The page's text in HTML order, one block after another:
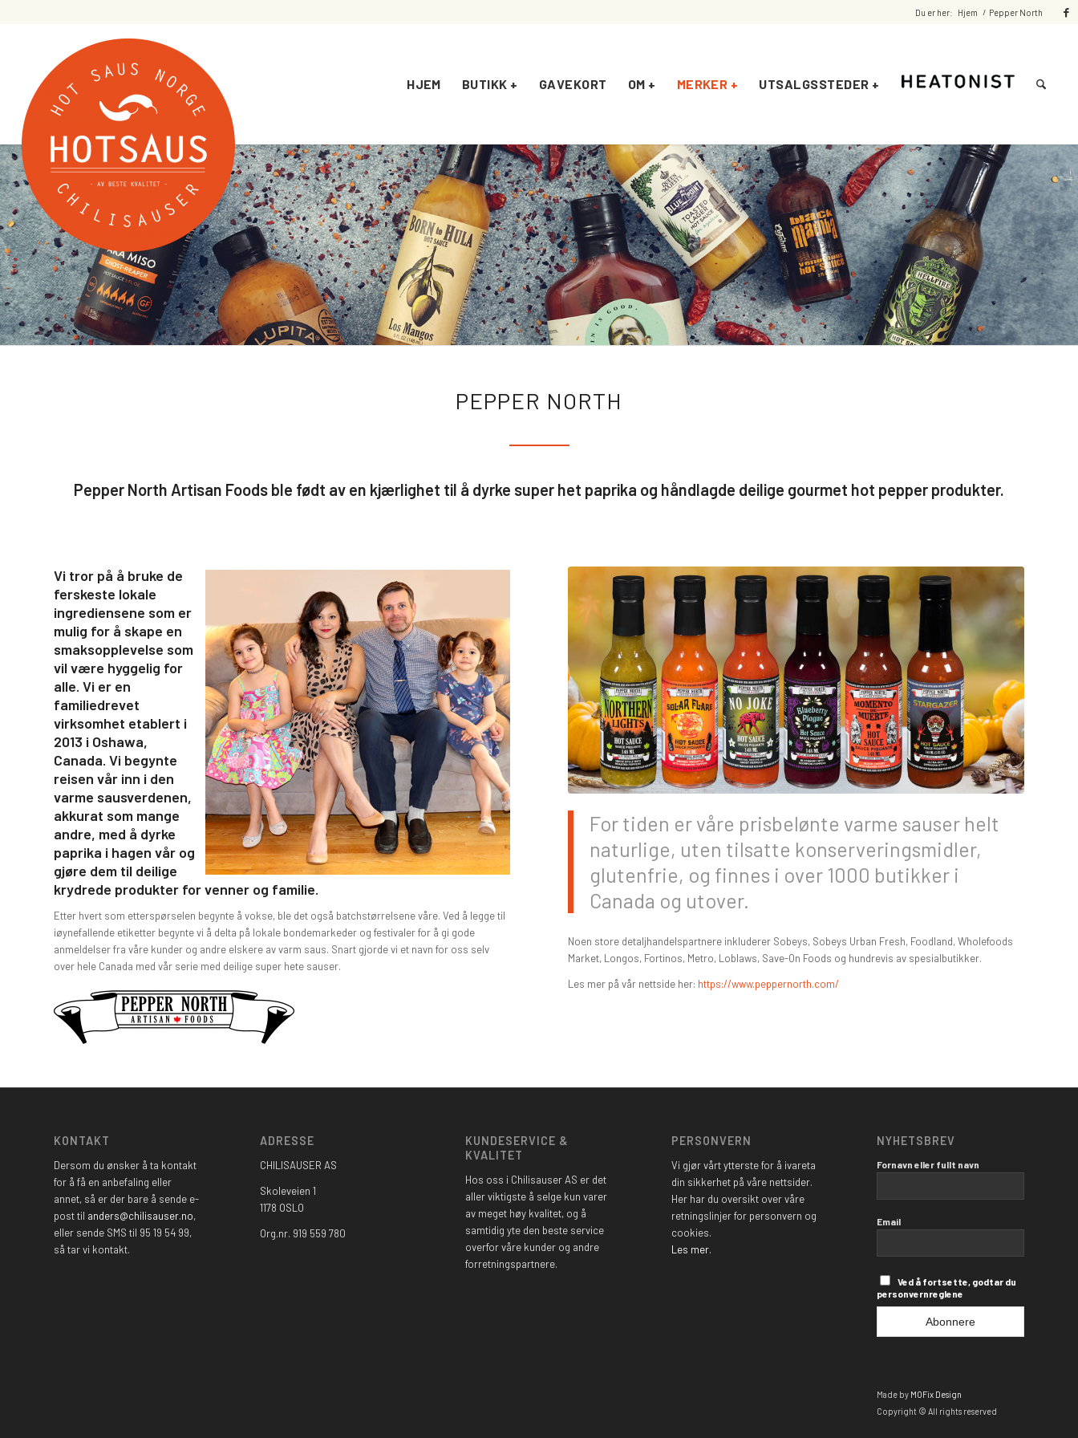
Du er her: Hjem / Pepper North
HJEM BUTIKK + GAVEKORT OM + MERKER + UTSALGSSTEDER +
PEPPER NORTH
Pepper North Artisan Foods ble født av en kjærlighet til å dyrke super het paprika og håndlagde deilige gourmet hot pepper produkter.
Vi tror på å bruke de
ferskeste lokale
ingrediensene som er
mulig for å skape en
smaksopplevelse som
vil være hyggelig for
alle. Vi er en
familiedrevet
virksomhet etablert i
2013 i Oshawa,
Canada. Vi begynte
reisen vår inn i den
varme sausverdenen,
akkurat som mange
andre, med å dyrke
paprika i hagen vår og
gjøre dem til deilige
krydrede produkter for venner og familie.
Etter hvert som etterspørselen begynte å vokse, ble det også batchstørrelsene våre. Ved å legge til
iøynefallende etiketter begynte vi å delta på lokale bondemarkeder og festivaler for å gi gode
anmeldelser fra våre kunder og andre elskere av varm saus. Snart gjorde vi et navn for oss selv
over hele Canada med vår serie med deilige super hete sauser.
For tiden er våre prisbelønte varme sauser helt
naturlige, uten tilsatte konserveringsmidler,
glutenfrie, og finnes i over 1000 butikker i
Canada og utover.
Noen store detaljhandelspartnere inkluderer Sobeys, Sobeys Urban Fresh, Foodland, Wholefoods
Market, Longos, Fortinos, Metro, Loblaws, Save-On Foods og hundrevis av spesialbutikker.
Les mer på vår nettside her: https://www.peppernorth.com/
KONTAKT
Dersom du ønsker å ta kontakt
for å få en anbefaling eller
annet, så er der bare å sende e-
post til anders@chilisauser.no,
eller sende SMS til 95 19 54 99,
så tar vi kontakt.
ADRESSE
CHILISAUSER AS
Skoleveien 1
1178 OSLO
Org.nr. 919 559 780
KUNDESERVICE &
KVALITET
Hos oss i Chilisauser AS er det
aller viktigste å selge kun varer
av meget høy kvalitet, og å
samtidig yte den beste service
overfor våre kunder og andre
forretningspartnere.
PERSONVERN
Vi gjør vårt ytterste for å ivareta
din sikkerhet på våre nettsider.
Her har du oversikt over våre
retningslinjer for personvern og
cookies.
Les mer.
NYHETSBREV
Fornavn eller fullt navn
Email
Ved å fortsette, godtar du
personvernreglene
Made by MOFix Design
Copyright © All rights reserved